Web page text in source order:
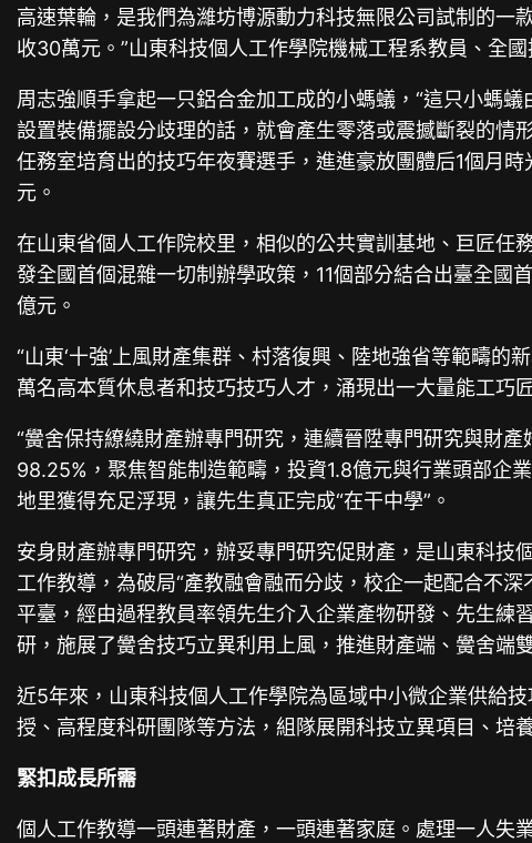
高速葉輪，是我們為濰坊博源動力科技無限公司試制的
收30萬元。”山東科技個人工作學院機械工程系教員、全
周志強順手拿起一只鋁合金加工成的小螞蟻，“這只小螞
設置裝備擺設分歧理的話，就會產生零落或震撼斷裂的情
任務室培育出的技巧年夜賽選手，進進豪放團體后1個月
元。
在山東省個人工作院校里，相似的公共實訓基地、巨匠任
發全國首個混雜一切制辦學政策，11個部分結合出臺全
億元。
“山東‘十強’上風財產集群、村落復興、陸地強省等範疇
萬名高本質休息者和技巧技巧人才，涌現出一大量能工巧
“黌舍保持繚繞財產辦專門研究，連續晉陞專門研究與財
98.25%，聚焦智能制造範疇，投資1.8億元與行業頭部企
地里獲得充足浮現，讓先生真正完成“在干中學”。
安身財產辦專門研究，辦妥專門研究促財產，是山東科技
工作教導，為破局“產教融會融而分歧，校企一起配合不
平臺，經由過程教員率領先生介入企業產物研發、先生練
研，施展了黌舍技巧立異利用上風，推進財產端、黌舍端
近5年來，山東科技個人工作學院為區域中小微企業供給
授、高程度科研團隊等方法，組隊展開科技立異項目、培
緊扣成長所需
個人工作教導一頭連著財產，一頭連著家庭。處理一人失